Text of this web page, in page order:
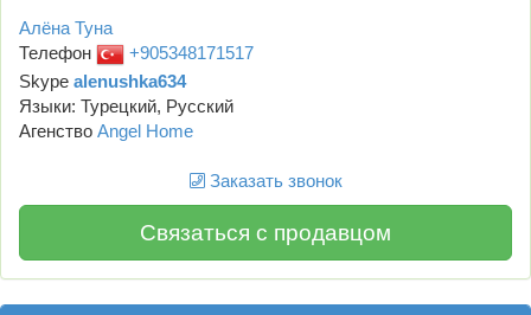
Алёна Туна
Телефон
+905348171517
Skype alenushka634
Языки: Турецкий, Русский
Агенство Angel Home
Заказать звонок
Связаться с продавцом